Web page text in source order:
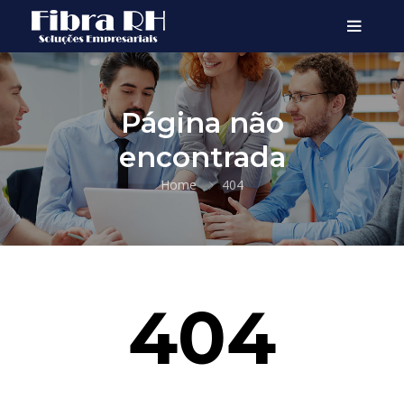
Página não
encontrada
Home 404
404